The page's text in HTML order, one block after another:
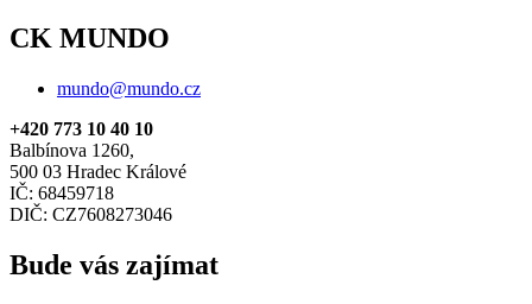
CK MUNDO
mundo@mundo.cz
+420 773 10 40 10
Balbínova 1260,
500 03 Hradec Králové
IČ: 68459718
DIČ: CZ7608273046
Bude vás zajímat